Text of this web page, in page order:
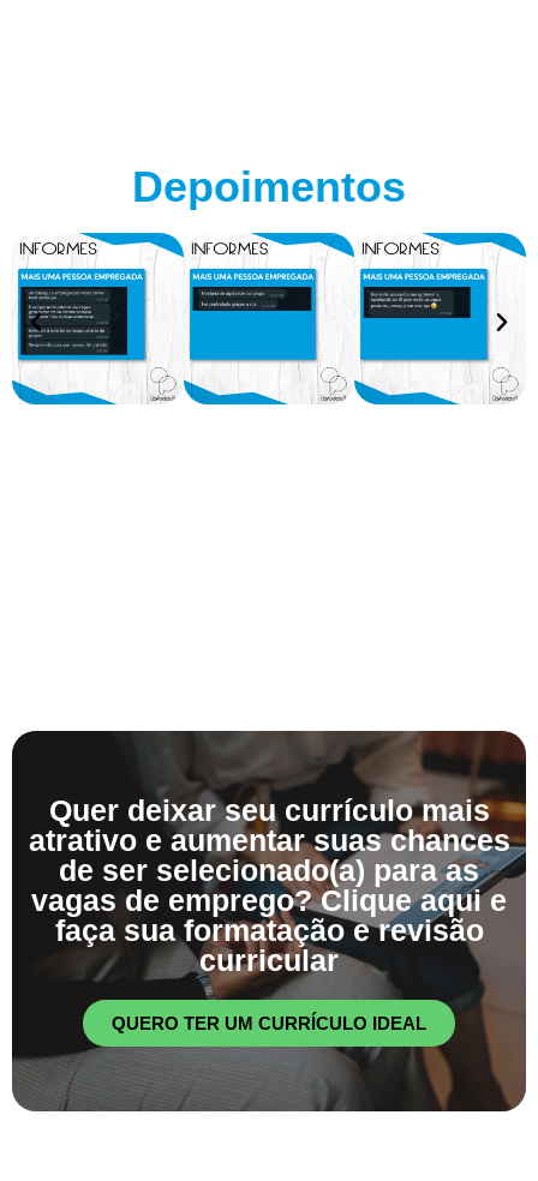
Depoimentos
Quer deixar seu currículo mais
atrativo e aumentar suas chances
de ser selecionado(a) para as
vagas de emprego? Clique aqui e
faça sua formatação e revisão
curricular
QUERO TER UM CURRÍCULO IDEAL